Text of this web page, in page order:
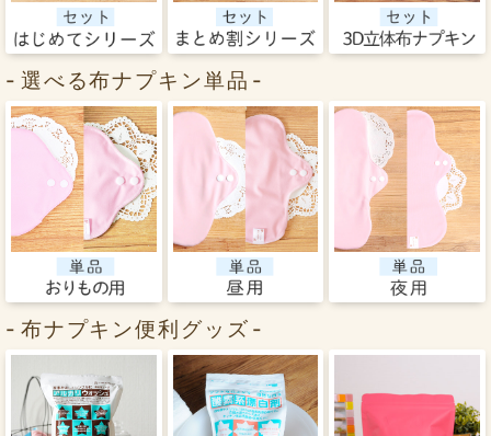
選べる布ナプキン単品
布ナプキン便利グッズ